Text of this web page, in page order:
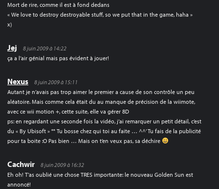
Mort de rire, comme il est à fond dedans
« We love to destroy destroyable stuff, so we put that in the game, haha »
x)
Jej
8 juin 2009 à 14:22
ça a l’air génial mais pas évident à jouer!
Nexus
8 juin 2009 à 15:11
Autant je n’avais pas trop aimer le premier a cause de son contrôle un peu
aléatoire. Mais comme cela était du au manque de précision de la wiimote,
avec ce wii motion +, cette suite, elle va gérer 8D
ps: en regardant une seconde fois la vidéo, j’ai remarquer un petit détail, c’est
du « By Ubisoft » °° Tu bosse chez qui toi au faite … ^^’ Tu fais de la publicité
pour ta boite :O Pas bien … Mais on t’en veux pas, sa déchire
Cachwir
8 juin 2009 à 16:32
Eh oh! T’as oublié une chose TRES importante: le nouveau Golden Sun est
annoncé!